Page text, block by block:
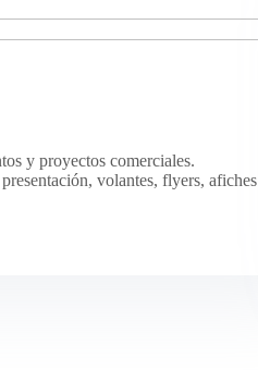
y proyectos comerciales.
volantes, flyers, afiches